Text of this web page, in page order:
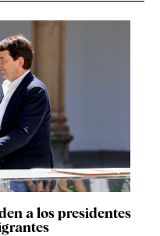
a los presidentes